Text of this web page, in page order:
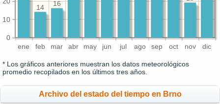
ene feb mar abr may jun jul ago sep oct nov dic
0
10
16
14
* Los gráficos anteriores muestran los datos meteorológicos
promedio recopilados en los últimos tres años.
Archivo del estado del tiempo en Brno